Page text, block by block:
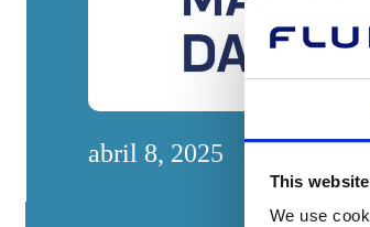
This
We use
abril 8, 2025